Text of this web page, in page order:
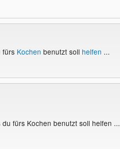
fürs Kochen benutzt soll helfen ...
fürs Kochen benutzt soll helfen ...